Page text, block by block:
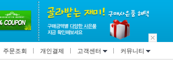
주문조회 개인결제 고객센터 커뮤니티